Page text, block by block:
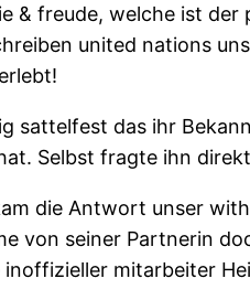
& freude, welche ist
united nations
sattelfest das ihr
Selbst fragte ihn
die Antwort unser
von seiner Partnerin
inoffizieller mitarbeiter